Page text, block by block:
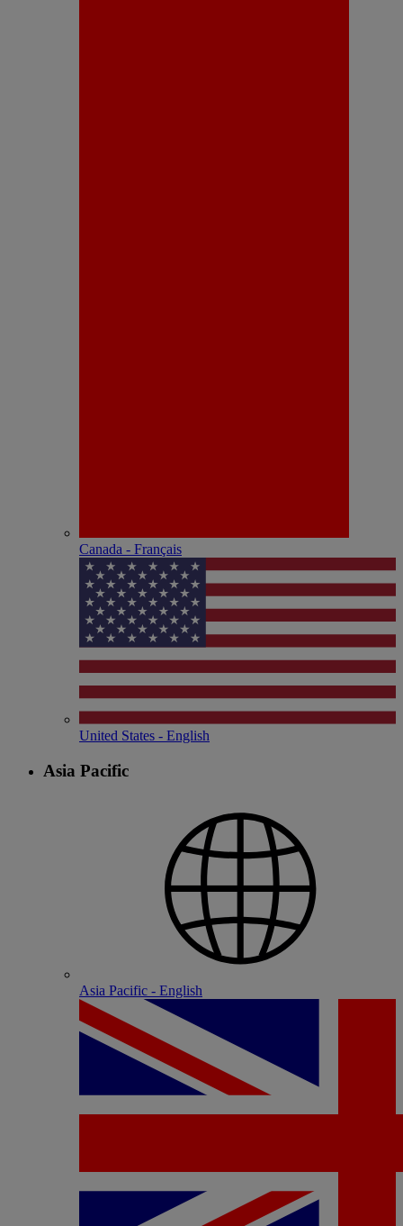
Canada - Français
United States - English
Asia Pacific
Asia Pacific - English